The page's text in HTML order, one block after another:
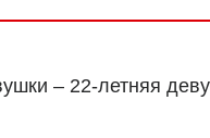
– 22-летняя